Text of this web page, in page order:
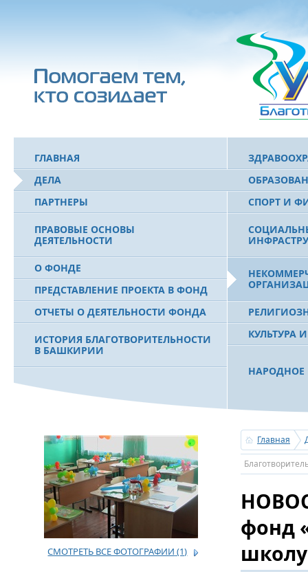
ГЛАВНАЯ
ДЕЛА
ПАРТНЕРЫ
ПРАВОВЫЕ ОСНОВЫ
ДЕЯТЕЛЬНОСТИ
О ФОНДЕ
ПРЕДСТАВЛЕНИЕ ПРОЕКТА В ФОНД
ОТЧЕТЫ О ДЕЯТЕЛЬНОСТИ ФОНДА
ИСТОРИЯ БЛАГОТВОРИТЕЛЬНОСТИ
В БАШКИРИИ
МУРТАЗЕ РАХИМОВЕ
СПОРТ И
КУЛЬТУРА
НАРОДНОЕ
С
СОВЕТА
«УРАЛ»
УСЕРГАН.
СМОТРЕТЬ ВСЕ ФОТОГРАФИИ (1)
Главная
фонд